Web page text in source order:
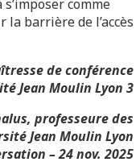
comme
barrière de l’accès
de conférence
Jean Moulin Lyon 3
professeure des
Jean Moulin Lyon
– 24 nov. 2025